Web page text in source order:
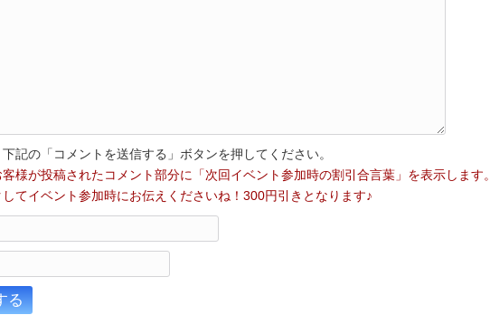
記の「コメントを送信する」ボタンを押してください。
様が投稿されたコメント部分に「次回イベント参加時の割引合言葉」を表示します。
てイベント参加時にお伝えくださいね！300円引きとなります♪